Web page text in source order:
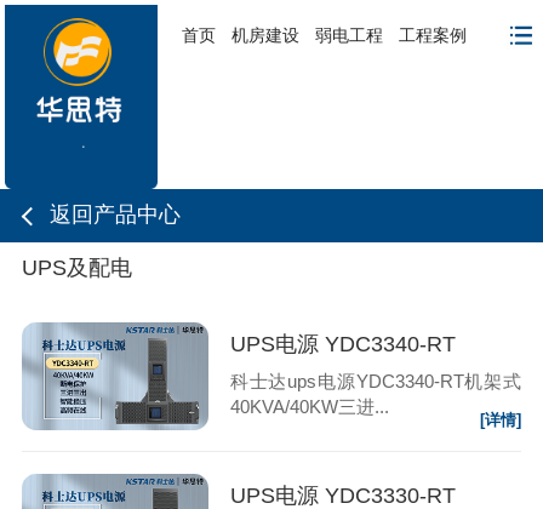
首页 机房建设 弱电工程 工程案例
返回产品中心
UPS及配电
UPS电源 YDC3340-RT
科士达ups电源YDC3340-RT机架式
40KVA/40KW三进...
[详情]
UPS电源 YDC3330-RT